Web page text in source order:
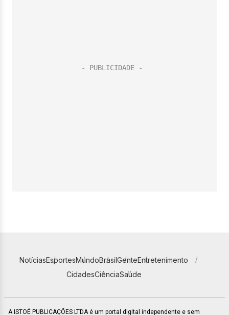
NotíciasEsportesMundoBrasilGenteEntretenimento
CidadesCiênciaSaúde
A ISTOÉ PUBLICAÇÕES LTDA é um portal digital independente e sem